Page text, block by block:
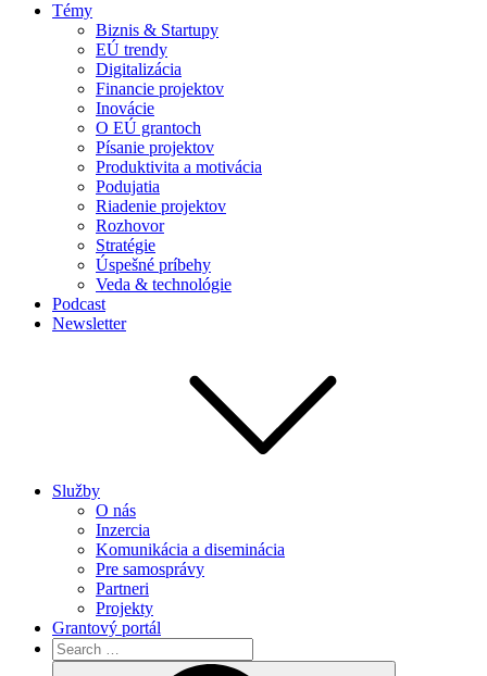
Témy
Biznis & Startupy
EÚ trendy
Digitalizácia
Financie projektov
Inovácie
O EÚ grantoch
Písanie projektov
Produktivita a motivácia
Podujatia
Riadenie projektov
Rozhovor
Stratégie
Úspešné príbehy
Veda & technológie
Podcast
Newsletter
Služby
O nás
Inzercia
Komunikácia a diseminácia
Pre samosprávy
Partneri
Projekty
Grantový portál
Search
for: